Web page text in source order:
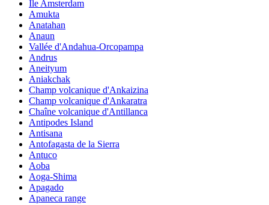
Île Amsterdam
Amukta
Anatahan
Anaun
Vallée d'Andahua-Orcopampa
Andrus
Aneityum
Aniakchak
Champ volcanique d'Ankaizina
Champ volcanique d'Ankaratra
Chaîne volcanique d'Antillanca
Antipodes Island
Antisana
Antofagasta de la Sierra
Antuco
Aoba
Aoga-Shima
Apagado
Apaneca range